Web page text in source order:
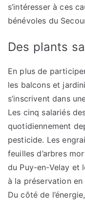
s’intéresser à ces
bénévoles du
Des plants
En plus de
les balcons et
s’inscrivent dans
Les cinq salariés
quotidiennement
pesticide. Les
feuilles d’arbres
du Puy-en-Velay et
à la préservation
Du côté de